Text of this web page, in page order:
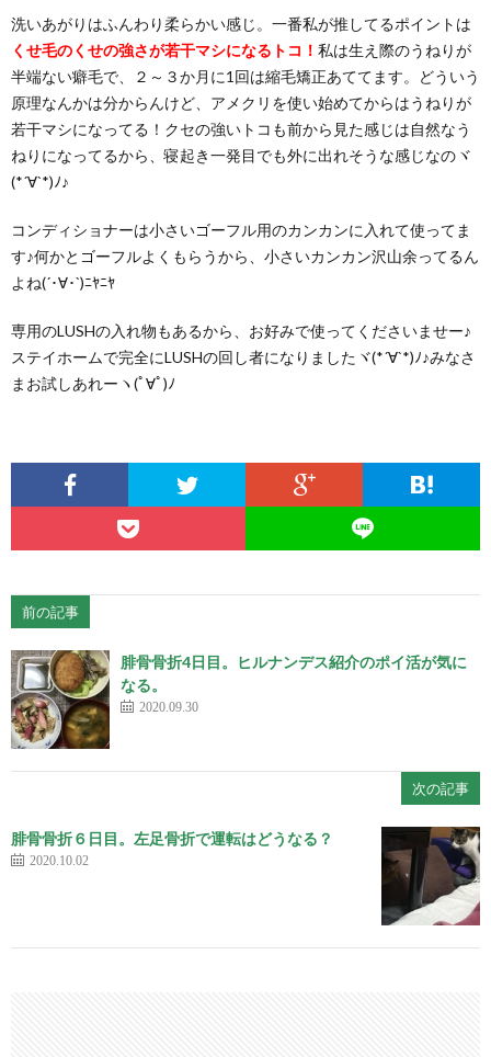
洗いあがりはふんわり柔らかい感じ。一番私が推してるポイントは
くせ毛のくせの強さが若干マシになるトコ！ 私は生え際のうねりが
半端ない癖毛で、２～３か月に1回は縮毛矯正あててます。どういう
原理なんかは分からんけど、アメクリを使い始めてからはうねりが
若干マシになってる！クセの強いトコも前から見た感じは自然なう
ねりになってるから、寝起き一発目でも外に出れそうな感じなのヾ
(*´∀`*)ﾉ♪
コンディショナーは小さいゴーフル用のカンカンに入れて使ってま
す♪何かとゴーフルよくもらうから、小さいカンカン沢山余ってるん
よね(´･∀･`)ﾆﾔﾆﾔ
専用のLUSHの入れ物もあるから、お好みで使ってくださいませー♪
ステイホームで完全にLUSHの回し者になりましたヾ(*´∀`*)ﾉ♪みなさ
まお試しあれーヽ(ﾟ∀ﾟ)ﾉ
前の記事
腓骨骨折4日目。ヒルナンデス紹介のポイ活が気に
なる。
2020.09.30
次の記事
腓骨骨折６日目。左足骨折で運転はどうなる？
2020.10.02